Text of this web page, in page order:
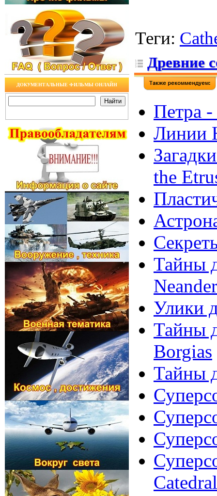
ДОКУМЕНТАЛЬНЫЕ ФИЛЬМЫ ОНЛАЙН
Теги:
Древние
Петра
Линии
the
Тайны
Улики
Тайны
Borgias
Тайны
Catedral